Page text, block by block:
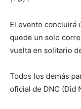
El evento concluirá
quede un solo
vuelta en solitario
Todos los demás
oficial de DNC (Did